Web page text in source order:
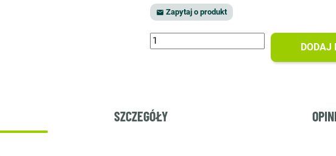
 Zapytaj o produkt
DODAJ
SZCZEGÓŁY